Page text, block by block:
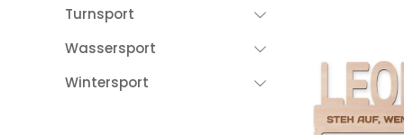
Turnsport
Wassersport
Wintersport